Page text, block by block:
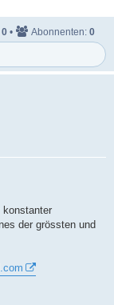
0 • Abonnenten: 0
konstanter
der grössten und